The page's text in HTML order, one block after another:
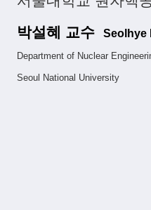
박설혜 교수
Seolhye
Department of Nuclear
Seoul National University